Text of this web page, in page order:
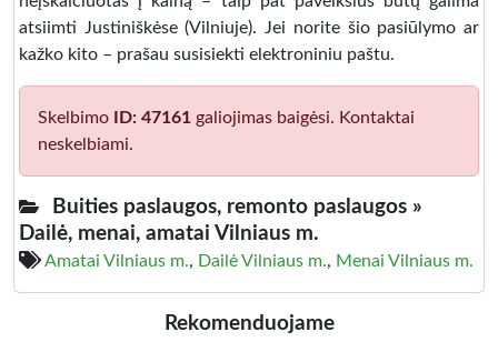
atsiimti Justiniškėse (Vilniuje). Jei norite šio pasiūlymo ar
kažko kito – prašau susisiekti elektroniniu paštu.
Skelbimo ID: 47161 galiojimas baigėsi. Kontaktai
neskelbiami.
Buities paslaugos, remonto paslaugos »
Dailė, menai, amatai Vilniaus m.
Amatai Vilniaus m., Dailė Vilniaus m., Menai Vilniaus m.
Rekomenduojame